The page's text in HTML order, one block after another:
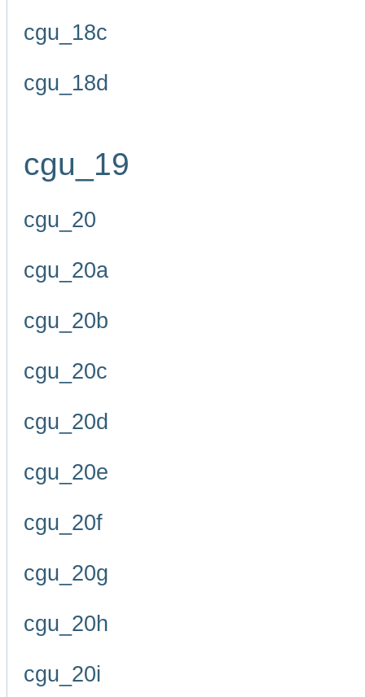
cgu_18c
cgu_18d
cgu_19
cgu_20
cgu_20a
cgu_20b
cgu_20c
cgu_20d
cgu_20e
cgu_20f
cgu_20g
cgu_20h
cgu_20i